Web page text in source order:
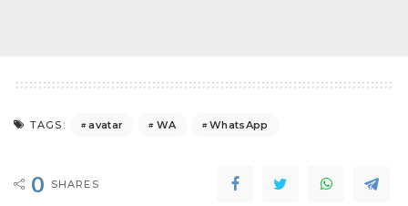
TAGS: avatar WA WhatsApp
0 SHARES